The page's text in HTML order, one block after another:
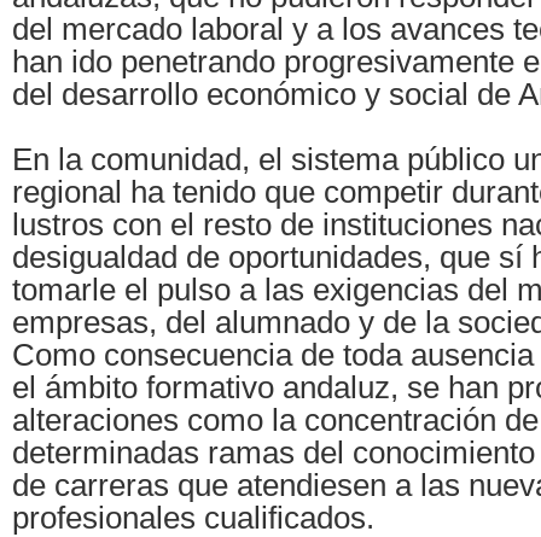
del mercado laboral y a los avances
han ido penetrando progresivamente
del desarrollo económico y social de
En la comunidad, el sistema público
regional ha tenido que competir
lustros con el resto de instituciones
desigualdad de oportunidades, que sí
tomarle el pulso a las exigencias del
empresas, del alumnado y de la
Como consecuencia de toda
el ámbito formativo andaluz, se han
alteraciones como la concentración
determinadas ramas del
de carreras que atendiesen a las
profesionales cualificados.